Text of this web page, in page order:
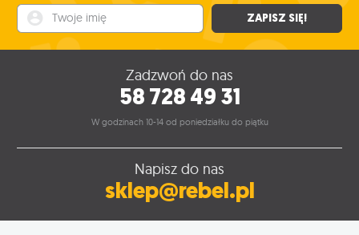
ZAPISZ SIĘ!
Zadzwoń do nas
58 728 49 31
W godzinach 10-14 od poniedziałku do piątku
Napisz do nas
sklep@rebel.pl